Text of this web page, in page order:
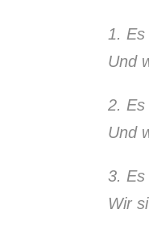
1.
Und
2.
Und
3.
Wir